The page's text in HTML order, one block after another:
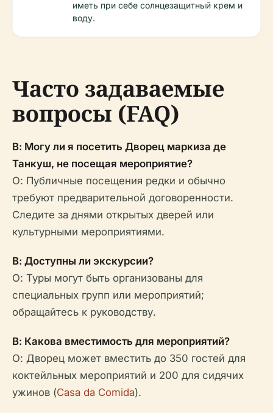
иметь при себе солнцезащитный крем и
воду.
Часто задаваемые
вопросы (FAQ)
В: Могу ли я посетить Дворец маркиза де
Танкуш, не посещая мероприятие?
О: Публичные посещения редки и обычно
требуют предварительной договоренности.
Следите за днями открытых дверей или
культурными мероприятиями.
В: Доступны ли экскурсии?
О: Туры могут быть организованы для
специальных групп или мероприятий;
обращайтесь к руководству.
В: Какова вместимость для мероприятий?
О: Дворец может вместить до 350 гостей для
коктейльных мероприятий и 200 для сидячих
ужинов (Casa da Comida).